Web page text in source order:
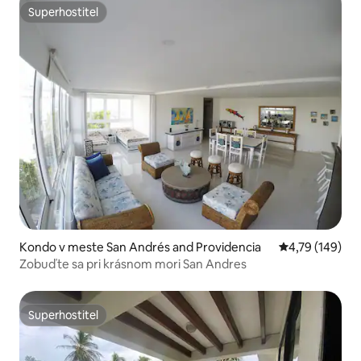
Superhostiteľ
Superhostiteľ
Kondo v meste San Andrés and Providencia Priemerné
4,79 (149)
Zobuďte sa pri krásnom mori San Andres
Superhostiteľ
Superhostiteľ